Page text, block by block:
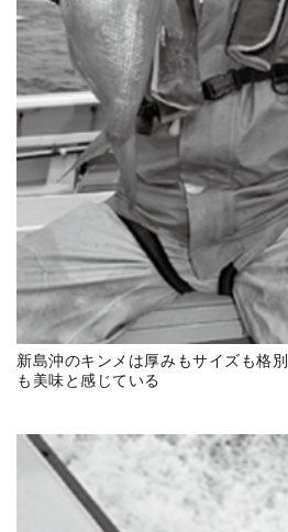
新島沖のキンメは厚みもサイズも格
も美味と感じている